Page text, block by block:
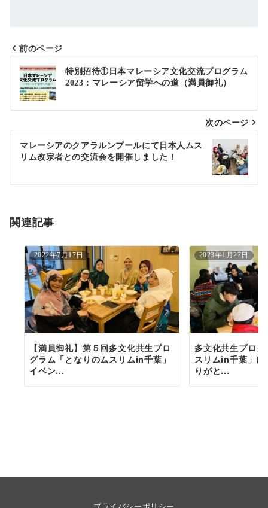
投
稿
ナ
ビ
ゲ
シ
ン
前のページ
特別招待①日本マレーシア文化交流プログラム
2023：マレーシア留学への道（満員御礼）
次のページ
マレーシアのクアラルンプールにて日本人ムス
リム改宗者との交流会を開催しました！
関連記事
2022年7月17日
【満員御礼】第５回多文化共生プロ
グラム「となりのムスリムin千葉」
イベン...
2023年1月27日
多文化共生プロ
スリムin千葉」に
りがと...